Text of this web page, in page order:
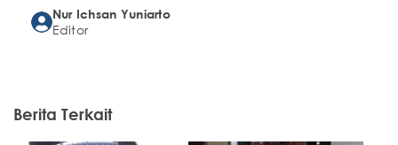
Nur Ichsan Yuniarto
Editor
Berita Terkait